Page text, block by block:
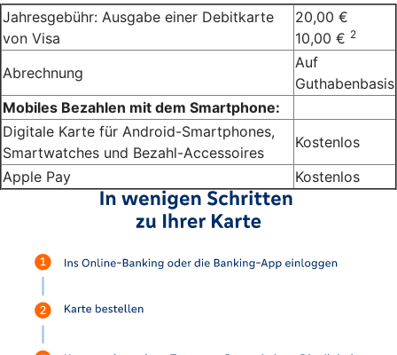
Jahresgebühr: Ausgabe einer Debitkarte
von Visa
20,00 €
10,00 € 2
Abrechnung
Auf
Guthabenbasis
Mobiles Bezahlen mit dem Smartphone:
Digitale Karte für Android-Smartphones,
Smartwatches und Bezahl-Accessoires
Kostenlos
Apple Pay
Kostenlos